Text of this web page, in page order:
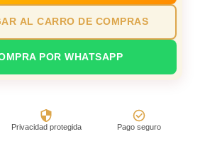
AL CARRO DE COMPRAS
POR WHATSAPP
Privacidad protegida Pago seguro